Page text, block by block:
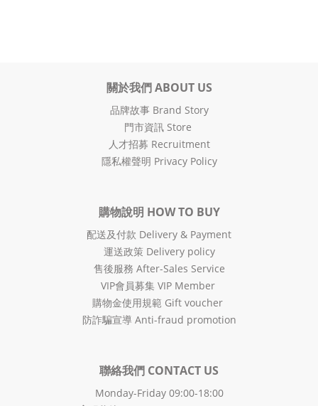
關於我們 ABOUT US
品牌故事 Brand Story
門市資訊 Store
人才招募 Recruitment
隱私權聲明 Privacy Policy
購物說明 HOW TO BUY
配送及付款 Delivery & Payment
運送政策 Delivery policy
售後服務 After-Sales Service
VIP會員募集 VIP Member
購物金使用規範 Gift voucher
防詐騙宣導 Anti-fraud promotion
聯絡我們 CONTACT US
Monday-Friday 09:00-18:00